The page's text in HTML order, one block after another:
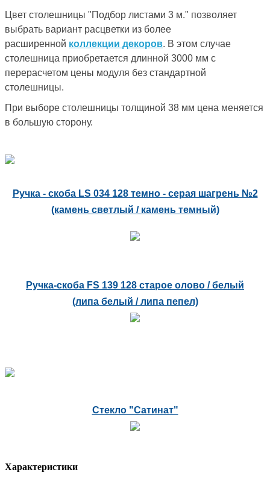
Цвет столешницы "Подбор листами 3 м." позволяет
выбрать вариант расцветки из более
расширенной коллекции декоров. В этом случае
столешница приобретается длинной 3000 мм с
перерасчетом цены модуля без стандартной
столешницы.
При выборе столешницы толщиной 38 мм цена меняется
в большую сторону.
Ручка - скоба LS 034 128 темно - серая шагрень №2
(камень светлый / камень темный)
Ручка-скоба FS 139 128 старое олово / белый
(липа белый / липа пепел)
Стекло "Сатинат"
Характеристики